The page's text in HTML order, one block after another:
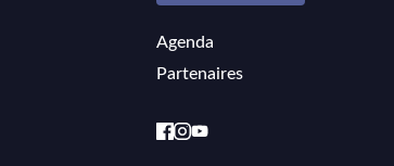
Agenda
Partenaires